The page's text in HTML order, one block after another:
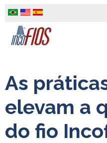
content
As
elevam a
do fio